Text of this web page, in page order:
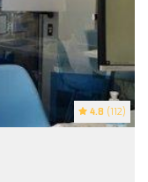
4.8 (112)